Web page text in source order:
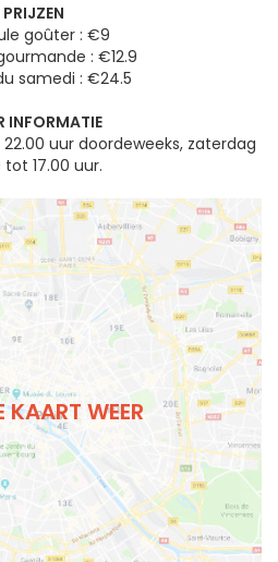
PRIJZEN
goûter : €9
: €12.9
samedi : €24.5
INFORMATIE
uur doordeweeks, zaterdag
tot 17.00 uur.
KAART WEER